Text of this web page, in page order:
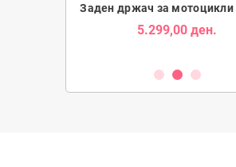
Заден држач за мотоцикли
5.299,00 ден.